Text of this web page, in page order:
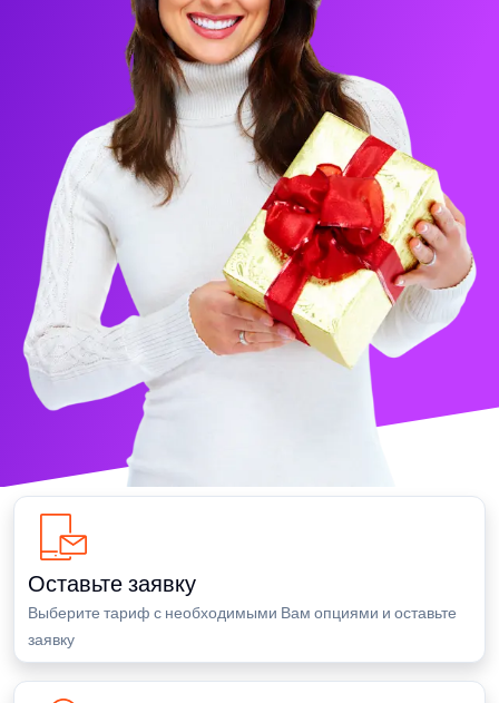
Оставьте заявку
Выберите тариф с необходимыми Вам опциями и оставьте
заявку